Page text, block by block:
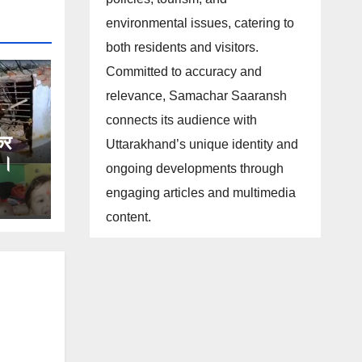
environmental issues, catering to
both residents and visitors.
Committed to accuracy and
relevance, Samachar Saaransh
connects its audience with
Uttarakhand’s unique identity and
ongoing developments through
engaging articles and multimedia
content.